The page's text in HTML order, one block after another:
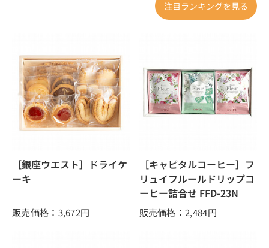
注目ランキングを見る
［銀座ウエスト］ドライケ
ーキ
販売価格：3,672円
［キャピタルコーヒー］フ
リュイフルールドリップコ
ーヒー詰合せ FFD-23N
販売価格：2,484円